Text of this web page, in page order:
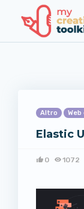
Altro Web
Elastic
0 1072